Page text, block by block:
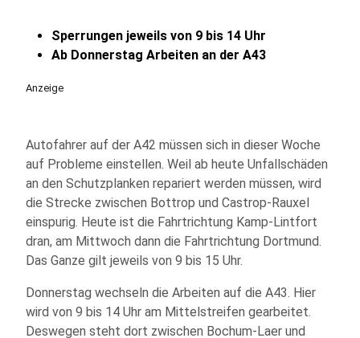
Sperrungen jeweils von 9 bis 14 Uhr
Ab Donnerstag Arbeiten an der A43
Anzeige
Autofahrer auf der A42 müssen sich in dieser Woche
auf Probleme einstellen. Weil ab heute Unfallschäden
an den Schutzplanken repariert werden müssen, wird
die Strecke zwischen Bottrop und Castrop-Rauxel
einspurig. Heute ist die Fahrtrichtung Kamp-Lintfort
dran, am Mittwoch dann die Fahrtrichtung Dortmund.
Das Ganze gilt jeweils von 9 bis 15 Uhr.
Donnerstag wechseln die Arbeiten auf die A43. Hier
wird von 9 bis 14 Uhr am Mittelstreifen gearbeitet.
Deswegen steht dort zwischen Bochum-Laer und